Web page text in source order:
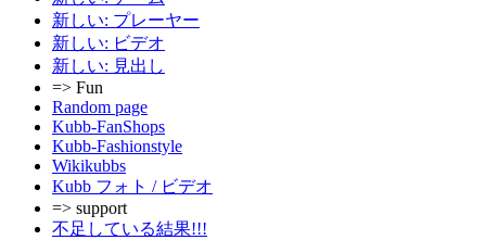
新しい: プレーヤー
新しい: ビデオ
新しい: 見出し
=> Fun
Random page
Kubb-FanShops
Kubb-Fashionstyle
Wikikubbs
Kubb フォト / ビデオ
=> support
不足している結果!!!